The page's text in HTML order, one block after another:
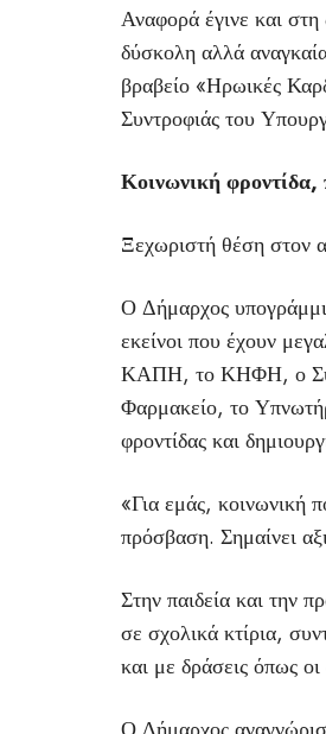
Αναφορά έγινε και
δύσκολη αλλά
βραβείο «Ηρωικές
Συντροφιάς του
Κοινωνική φροντίδα,
Ξεχωριστή θέση στον
Ο Δήμαρχος
εκείνοι που έχουν
ΚΑΠΗ, το ΚΗΦΗ, ο
Φαρμακείο, το
φροντίδας και
«Για εμάς, κοινωνική
πρόσβαση. Σημαίνει
Στην παιδεία και την
σε σχολικά κτίρια,
και με δράσεις όπως οι